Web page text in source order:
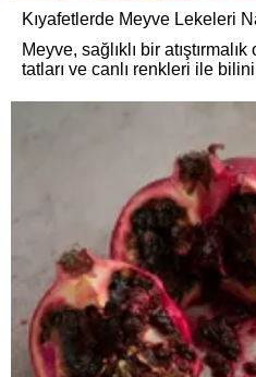
Kıyafetlerde Meyve Lekeleri
Meyve, sağlıklı bir
tatları ve canlı renkleri ile